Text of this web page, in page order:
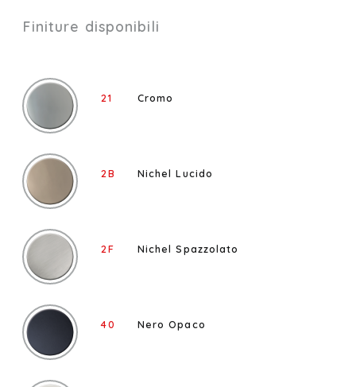
Finiture disponibili
21 Cromo
2B Nichel Lucido
2F Nichel Spazzolato
40 Nero Opaco